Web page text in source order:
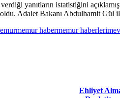
yanıtların istatistiğini
Adalet Bakanı Abdulhamit Gül
memur habermemur haberleri
Ehliyet